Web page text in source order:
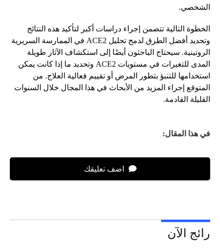
الشخصي.
الخطوة التالية تتضمن إجراء دراسات أكبر لتأكيد هذه النتائج
وتحديد أفضل الطرق لدمج تحليل ACE2 في الممارسة السريرية
الروتينية. سيحتاج الباحثون أيضًا إلى استكشاف الآثار طويلة
المدى للتغيرات في مستويات ACE2 وتحديد ما إذا كانت يمكن
استخدامها للتنبؤ بتطور المرض أو تقييم فعالية العلاج. من
المتوقع إجراء المزيد من الأبحاث في هذا المجال خلال السنوات
القليلة القادمة.
في هذا المقال:
اضف تعليقك
رائج الآن